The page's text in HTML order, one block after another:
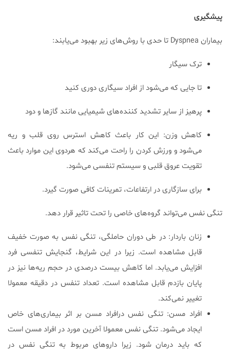
پیشگیری
بیماران Dyspnea تا حدی با روش‌های زیر بهبود می‌یابند:
ترک سیگار
تا جایی که می‌شود از افراد سیگاری دوری کنید
پرهیز از سایر تشدید کننده‌های شیمیایی مانند گازها و دود
کاهش وزن: این کار باعث کاهش استرس روی قلب و ریه
می‌شود و ورزش کردن را راحت می‌کند که هردوی این موارد باعث
تقویت عروق قلبی و سیستم تنفسی می‌شود.
برای سازگاری در ارتفاعات، تمرینات کافی صورت گیرد.
تنگی نفس می‌تواند گروه‌های خاصی را تحت تاثیر قرار دهد.
زنان باردار: در طی دوران حاملگی، تنگی نفس به صورت خفیف
قابل مشاهده است. زیرا در این شرایط، گنجایش تنفسی فرد
افزایش می‌یابد. اما کاهش بیست درصدی در حجم ریه‌ها نیز در
پایان بازدم قابل مشاهده است. تعداد تنفس در دقیقه معمولا
تغییر نمی‌کند.
افراد مسن: تنگی نفس درافراد مسن بر اثر بیماری‌های خاص
ایجاد می‌شود. تنگی نفس معمولا آخرین مورد در افراد مسن است
که باید درمان شود. زیرا داروهای مربوط به تنگی نفس در